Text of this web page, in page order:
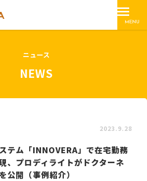
MENU
ニュース
NEWS
2023.9.28
テム「INNOVERA」で在宅勤務
、プロディライトがドクターネ
公開（事例紹介）